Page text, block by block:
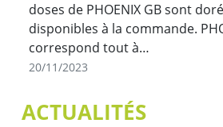
doses de PHOENIX GB sont
disponibles à la commande.
correspond tout à…
20/11/2023
ACTUALITÉS